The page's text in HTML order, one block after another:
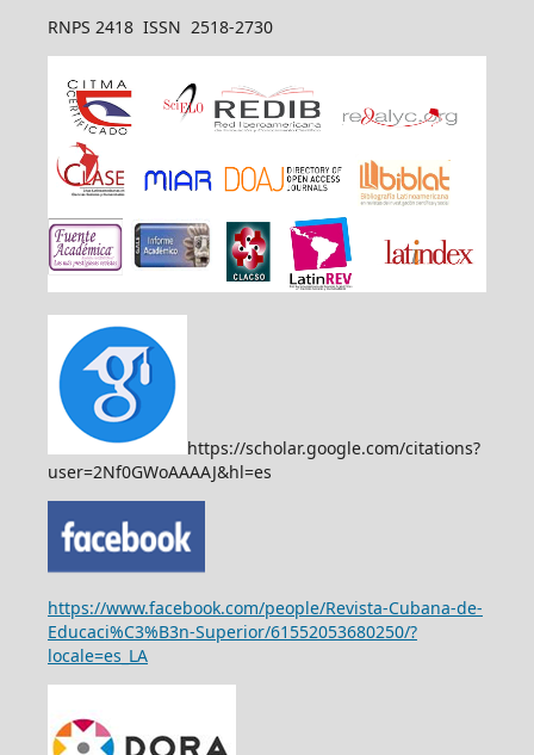
RNPS 2418 ISSN 2518-2730
https://scholar.google.com/citations?
user=2Nf0GWoAAAAJ&hl=es
https://www.facebook.com/people/Revista-Cubana-de-
Educaci%C3%B3n-Superior/61552053680250/?
locale=es_LA